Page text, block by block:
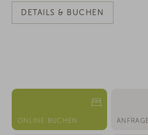
DETAILS & BUCHEN
ONLINE BUCHEN